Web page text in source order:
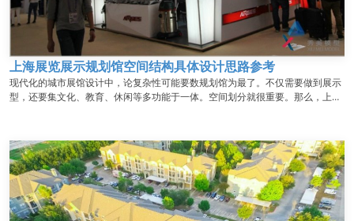
上海展览展示规划馆空间结构具体设计思路参考
现代化的城市展馆设计中，论复杂性可能要数规划馆为最了。不仅需要做到展示
型，还要集文化、教育、休闲等多功能于一体。空间划分就很重要。那么，上海